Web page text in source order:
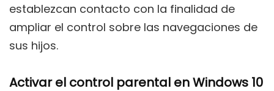
establezcan contacto con la finalidad de
ampliar el control sobre las navegaciones de
sus hijos.
Activar el control parental en Windows 10